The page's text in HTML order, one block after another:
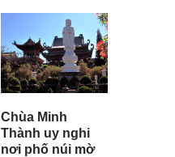
Chùa Minh
Thành uy nghi
nơi phố núi mờ